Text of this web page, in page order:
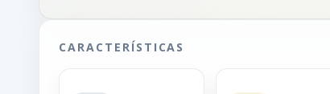
CARACTERÍSTICAS